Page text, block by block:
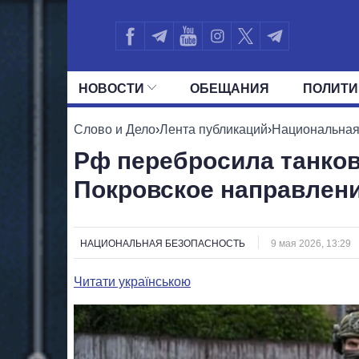
НОВОСТИ ОБЕЩАНИЯ
ВСЕ ПОЛИТИКИ ПРЕЗИДЕНТ И
Слово и Дело›Лента публикаций›
Рф перебросила
Покровское
НАЦИОНАЛЬНАЯ БЕЗОПАСНОСТЬ 9 мая 2026, 13:29
Читати українською